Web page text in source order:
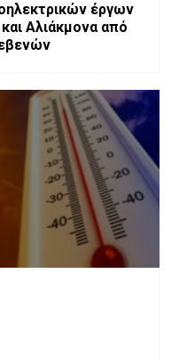
έργων
Αλιάκμονα από